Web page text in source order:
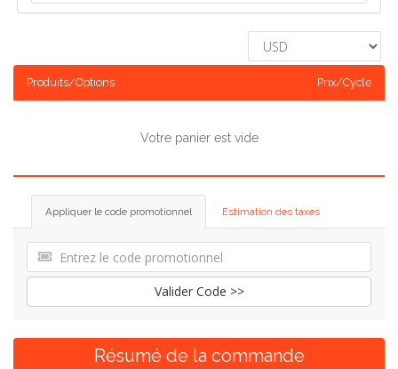
Produits/Options Prix/Cycle
Votre panier est vide
Appliquer le code promotionnel Estimation des taxes
Valider Code >>
Résumé de la commande